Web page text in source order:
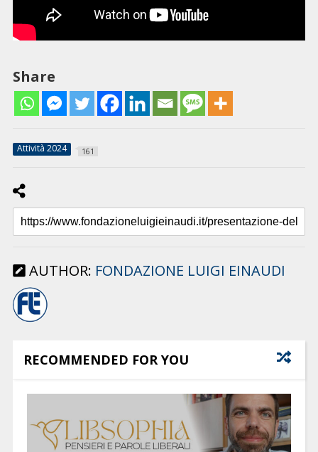
Share
Attività 2024 161
AUTHOR: FONDAZIONE LUIGI EINAUDI
RECOMMENDED FOR YOU